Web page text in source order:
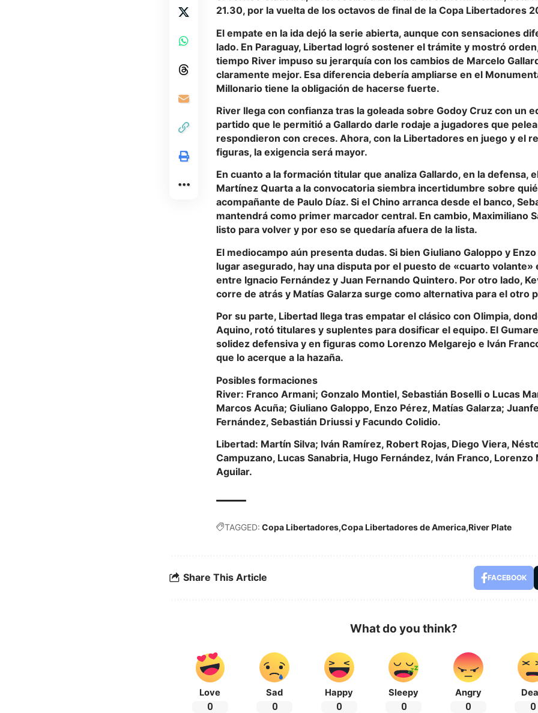
21.30, por la vuelta de los octavos de final de la Copa Libertadores
El empate en la ida dejó la serie abierta, aunque con sensaciones
lado. En Paraguay, Libertad logró sostener el trámite y mostró
tiempo River impuso su jerarquía con los cambios de Marcelo
claramente mejor. Esa diferencia debería ampliarse en el
Millonario tiene la obligación de hacerse fuerte.
River llega con confianza tras la goleada sobre Godoy Cruz con un
partido que le permitió a Gallardo darle rodaje a jugadores que
respondieron con creces. Ahora, con la Libertadores en juego y el
figuras, la exigencia será mayor.
En cuanto a la formación titular que analiza Gallardo, en la defensa,
Martínez Quarta a la convocatoria siembra incertidumbre sobre
acompañante de Paulo Díaz. Si el Chino arranca desde el banco,
mantendrá como primer marcador central. En cambio, Maximiliano
listo para volver y por eso se quedaría afuera de la lista.
El mediocampo aún presenta dudas. Si bien Giuliano Galoppo y
lugar asegurado, hay una disputa por el puesto de «cuarto
entre Ignacio Fernández y Juan Fernando Quintero. Por otro lado,
corre de atrás y Matías Galarza surge como alternativa para el otro
Por su parte, Libertad llega tras empatar el clásico con Olimpia,
Aquino, rotó titulares y suplentes para dosificar el equipo. El
solidez defensiva y en figuras como Lorenzo Melgarejo e Iván
que lo acerque a la hazaña.
Posibles formaciones
River: Franco Armani; Gonzalo Montiel, Sebastián Boselli o Lucas
Marcos Acuña; Giuliano Galoppo, Enzo Pérez, Matías Galarza;
Fernández, Sebastián Driussi y Facundo Colidio.
Libertad: Martín Silva; Iván Ramírez, Robert Rojas, Diego Viera,
Campuzano, Lucas Sanabria, Hugo Fernández, Iván Franco,
Aguilar.
TAGGED: Copa Libertadores Copa Libertadores de America River Plate
Share This Article FACEBOOK
What do you think?
Love
0
Sad
0
Happy
0
Sleepy
0
Angry
0 0